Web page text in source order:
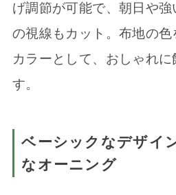
げ調節が可能で、朝日や
の視線もカット。布地の色
カラーとして、おしゃれに
す。
ベーシックなデザイ
なオーニング